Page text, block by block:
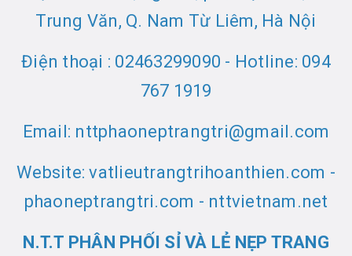
Trung Văn, Q. Nam Từ Liêm, Hà Nội
Điện thoại : 02463299090 - Hotline: 094
767 1919
Email: nttphaoneptrangtri@gmail.com
Website: vatlieutrangtrihoanthien.com -
phaoneptrangtri.com - nttvietnam.net
N.T.T PHÂN PHỐI SỈ VÀ LẺ NẸP TRANG